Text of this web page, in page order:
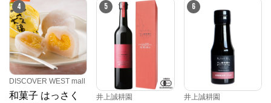
4
DISCOVER WEST mall
和菓子 はっさく
5
井上誠耕園
6
井上誠耕園